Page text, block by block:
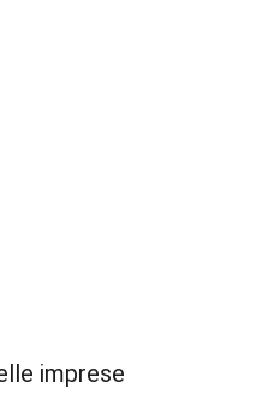
imprese